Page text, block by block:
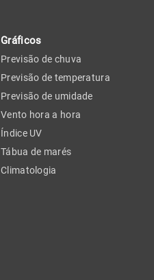
Gráficos
Previsão de chuva
Previsão de temperatura
Previsão de umidade
Vento hora a hora
Índice UV
Tábua de marés
Climatologia